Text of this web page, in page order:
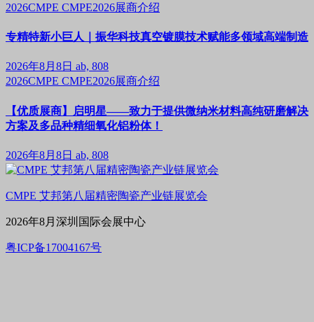
2026CMPE CMPE2026展商介绍
专精特新小巨人｜振华科技真空镀膜技术赋能多领域高端制造
2026年8月8日 ab, 808
2026CMPE CMPE2026展商介绍
【优质展商】启明星——致力于提供微纳米材料高纯研磨解决
方案及多品种精细氧化铝粉体！
2026年8月8日 ab, 808
CMPE 艾邦第八届精密陶瓷产业链展览会
2026年8月深圳国际会展中心
粤ICP备17004167号